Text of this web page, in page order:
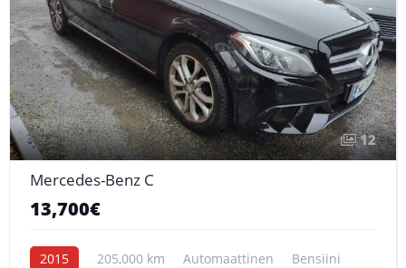
12
Mercedes-Benz C
13,700€
2015 205,000 km Automaattinen Bensiini